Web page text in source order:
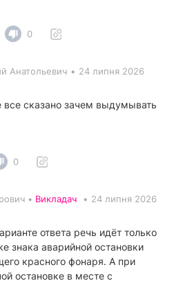
0
Анатольевич • 24 липня 2026
все сказано зачем выдумывать
0
• Викладач • 24 липня 2026
ответа речь идёт только
знака аварийной остановки
красного фонаря. А при
остановке в месте с